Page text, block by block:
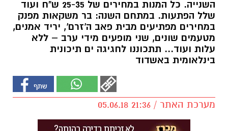
השנייה. כל המנות במחירים של 25-35 ש"ח ועוד
שלל הפתעות. במתחם השנה: בר משקאות מפנק
במחירים מפתיעים מבית פאב ה'זרם', יריד אמנים,
מטעמים שונים, שני מופעים מידי ערב – ללא
עלות ועוד... תתכוננו לחגיגה ים תיכונית
בינלאומית באשדוד
מערכת האתר / 21:36 05.06.18